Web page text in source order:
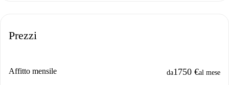
Prezzi
Affitto mensile da1750 €al mese